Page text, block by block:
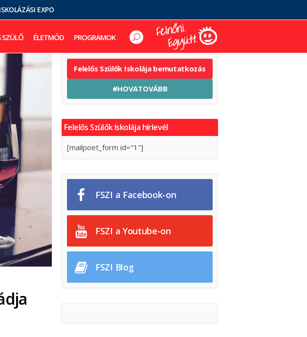
EXPO
SZÜLŐ ÉLETMÓD PROGRAMOK
Felelős Szülők Iskolája bemutatkozás
#HOVATOVÁBB
Felelős Szülők Iskolája hírlevél
[mailpoet_form id="1"]
FSZI a Facebook-on
FSZI a Youtube-on
FSZI Blog